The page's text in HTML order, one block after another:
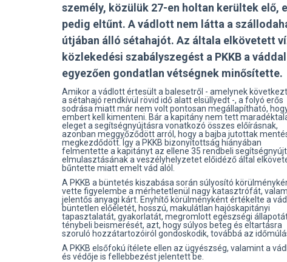
személy, közülük 27-en holtan kerültek elő,
pedig eltűnt. A vádlott nem látta a
útjában álló sétahajót. Az általa elkövetett
közlekedési szabályszegést a PKKB a váddal
egyezően gondatlan vétségnek minősítette.
Amikor a vádlott értesült a balesetről - amelynek
a sétahajó rendkívül rövid idő alatt elsüllyedt -, a folyó erős
sodrása miatt már nem volt pontosan megállapítható,
embert kell kimenteni. Bár a kapitány nem tett
eleget a segítségnyújtásra vonatkozó összes előírásnak,
azonban meggyőződött arról, hogy a bajba jutottak
megkezdődött. Így a PKKB bizonyítottság hiányában
felmentette a kapitányt az ellene 35 rendbeli
elmulasztásának a veszélyhelyzetet előidéző által
bűntette miatt emelt vád alól.
A PKKB a büntetés kiszabása során súlyosító
vette figyelembe a mérhetetlenül nagy katasztrófát,
jelentős anyagi kárt. Enyhítő körülményként értékelte a
büntetlen előéletét, hosszú, makulátlan hajóskapitányi
tapasztalatát, gyakorlatát, megromlott egészségi
ténybeli beismerését, azt, hogy súlyos beteg és eltartásra
szoruló hozzátartozóiról gondoskodik, továbbá az
A PKKB elsőfokú ítélete ellen az ügyészség, valamint a
és védője is fellebbezést jelentett be.